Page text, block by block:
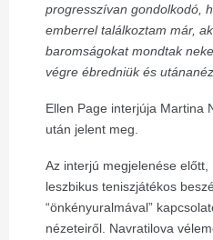
progresszívan gondolkodó,
emberrel találkoztam már,
baromságokat mondtak
végre ébredniük és
Ellen Page interjúja Martina
után jelent meg.
Az interjú megjelenése
leszbikus teniszjátékos
“önkényuralmával”
nézeteiről. Navratilova